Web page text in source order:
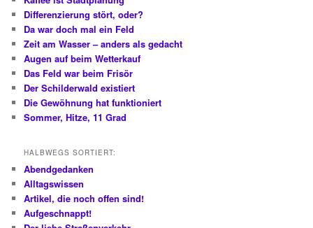
Differenzierung stört, oder?
Da war doch mal ein Feld
Zeit am Wasser – anders als gedacht
Augen auf beim Wetterkauf
Das Feld war beim Frisör
Der Schilderwald existiert
Die Gewöhnung hat funktioniert
Sommer, Hitze, 11 Grad
HALBWEGS SORTIERT:
Abendgedanken
Alltagswissen
Artikel, die noch offen sind!
Aufgeschnappt!